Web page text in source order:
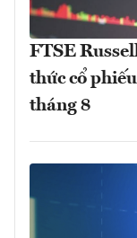
FTSE
thức cổ
tháng 8